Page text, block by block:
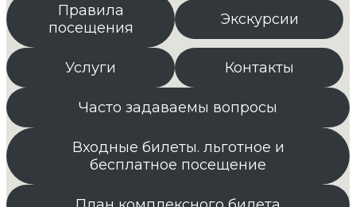
Правила
посещения
Экскурсии
Услуги Контакты
Часто задаваемы вопросы
Входные билеты. льготное и
бесплатное посещение